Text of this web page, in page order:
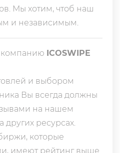
Мы хотим, чтоб наш
и независимым.
компанию ICOSWIPE
и выбором
Вы всегда должны
на нашем
других ресурсах.
которые
имеют рейтинг выше